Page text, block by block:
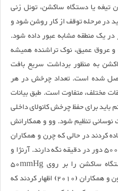
یا دستگاه ساکشن، تونل زنی
در مرحله توقف از کار روشن شود و
در یک منطقه مشابه عبور داده شود.
عروق عمیق، نوک تراشنده همیشه
به منظور برداشت سریع بافت
شده است. تعداد چرخش در هر
مختلف، متفاوت است. طبق بیانات
این سیستم باید برای حفظ چرخش کانولای داخلی
حالت نوسانی تنظیم شود. وو و همکارانش
آن استفاده کردند در حالی که چرن و همکاران
وی (2010) ترجیح دادند آن را در 500 دور در دقیقه نگه دارند. آرنژا و
همکاران او در تحقیقات خود، دستگاه ساکشن را بر روی 50mmHg
(میلیمتر جیوه) تنظیم کردند. لارسون و همکاران (2010) اظهار کردند که